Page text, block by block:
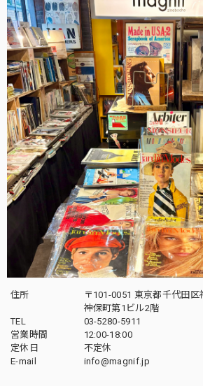
住所
〒101-0051 東京都千代田
神保町第1ビル2階
TEL
03-5280-5911
営業時間
12:00-18:00
定休日
不定休
E-mail
info@magnif.jp